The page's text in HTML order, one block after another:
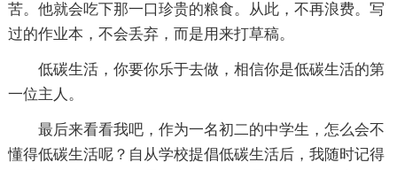
苦。他就会吃下那一口珍贵的粮食。从此，不再浪费。写
过的作业本，不会丢弃，而是用来打草稿。
低碳生活，你要你乐于去做，相信你是低碳生活的第
一位主人。
最后来看看我吧，作为一名初二的中学生，怎么会不
懂得低碳生活呢？自从学校提倡低碳生活后，我随时记得